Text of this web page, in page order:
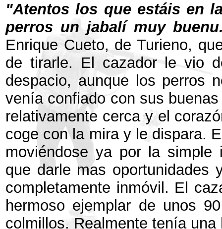
"Atentos los que estáis en
perros un jabalí muy
Enrique Cueto, de Turieno,
de tirarle. El cazador le vio
despacio, aunque los perros
venía confiado con sus
relativamente cerca y el
coge con la mira y le dispara.
moviéndose ya por la simple
que darle mas oportunidades
completamente inmóvil. El
hermoso ejemplar de unos
colmillos. Realmente tenía una